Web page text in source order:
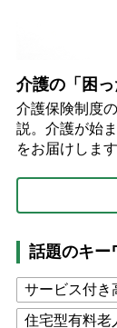
介護の「困
介護保険制度
説。介護が始
をお届けします
話題のキー
サービス付き
住宅型有料老